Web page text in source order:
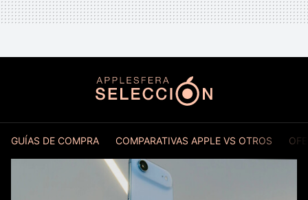
GUÍAS DE COMPRA COMPARATIVAS APPLE VS OTROS